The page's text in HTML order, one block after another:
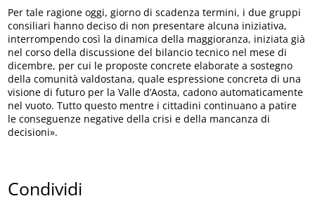
Per tale ragione oggi, giorno di scadenza termini, i due gruppi
consiliari hanno deciso di non presentare alcuna iniziativa,
interrompendo così la dinamica della maggioranza, iniziata già
nel corso della discussione del bilancio tecnico nel mese di
dicembre, per cui le proposte concrete elaborate a sostegno
della comunità valdostana, quale espressione concreta di una
visione di futuro per la Valle d’Aosta, cadono automaticamente
nel vuoto. Tutto questo mentre i cittadini continuano a patire
le conseguenze negative della crisi e della mancanza di
decisioni».
Condividi